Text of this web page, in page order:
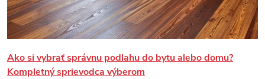
Ako si vybrať správnu podlahu do bytu alebo domu?
Kompletný sprievodca výberom